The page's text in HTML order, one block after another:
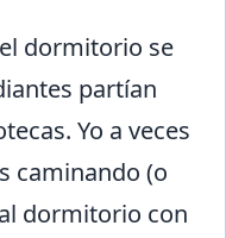
dormitorio se
partían
Yo a veces
caminando (o
dormitorio con